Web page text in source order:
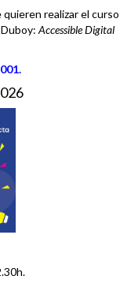
realizar el curso
Accessible Digital